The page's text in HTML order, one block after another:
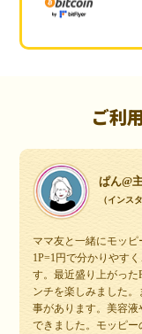
ご利
ぱん@
（インス
ママ友と一緒にモッ
1P=1円で分かりやす
す。最近盛り上がった
ンチを楽しみました
事があります。美容液
できました。モッピ